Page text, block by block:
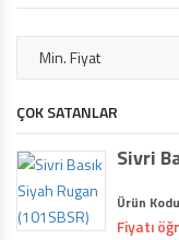
ÇOK SATANLAR
Sivri
Ürün
Fiyatı